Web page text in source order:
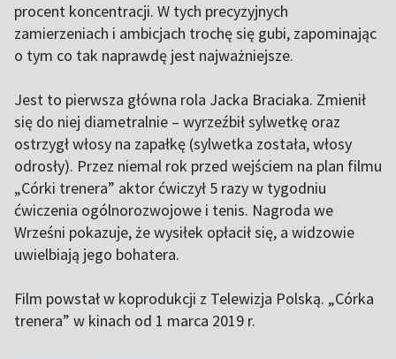
procent koncentracji. W tych precyzyjnych
zamierzeniach i ambicjach trochę się gubi, zapominając
o tym co tak naprawdę jest najważniejsze.
Jest to pierwsza główna rola Jacka Braciaka. Zmienił
się do niej diametralnie – wyrzeźbił sylwetkę oraz
ostrzygł włosy na zapałkę (sylwetka została, włosy
odrosły). Przez niemal rok przed wejściem na plan filmu
„Córki trenera” aktor ćwiczył 5 razy w tygodniu
ćwiczenia ogólnorozwojowe i tenis. Nagroda we
Wrześni pokazuje, że wysiłek opłacił się, a widzowie
uwielbiają jego bohatera.
Film powstał w koprodukcji z Telewizja Polską. „Córka
trenera” w kinach od 1 marca 2019 r.